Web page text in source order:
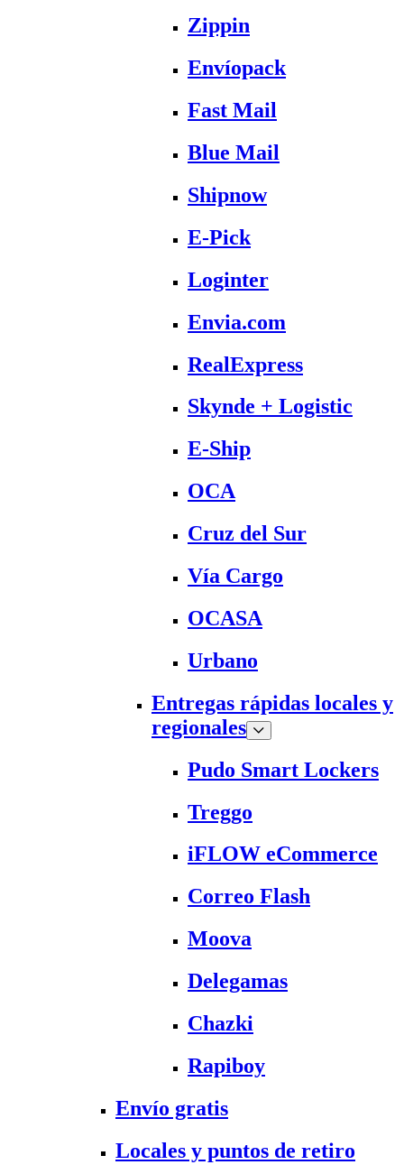
Zippin
Envíopack
Fast Mail
Blue Mail
Shipnow
E-Pick
Loginter
Envia.com
RealExpress
Skynde + Logistic
E-Ship
OCA
Cruz del Sur
Vía Cargo
OCASA
Urbano
Entregas rápidas locales y
regionales
Pudo Smart Lockers
Treggo
iFLOW eCommerce
Correo Flash
Moova
Delegamas
Chazki
Rapiboy
Envío gratis
Locales y puntos de retiro